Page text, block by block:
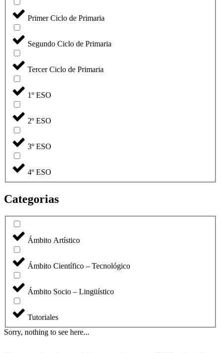
Primer Ciclo de Primaria
Segundo Ciclo de Primaria
Tercer Ciclo de Primaria
1º ESO
2º ESO
3º ESO
4º ESO
Categorias
Ámbito Artístico
Ámbito Científico – Tecnológico
Ámbito Socio – Lingüístico
Tutoriales
Sorry, nothing to see here...